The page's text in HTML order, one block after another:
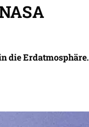
die Erdatmosphäre.